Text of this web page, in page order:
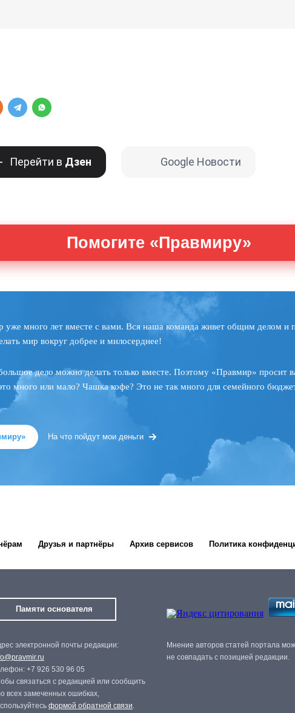
Перейти в Дзен Google Новости
Помогите «Правмиру»
уже много лет вместе с вами. Вся наша команда живет общим делом и
мир вокруг добрее и милосерднее!
дело можно делать только вместе. Поэтому «Правмир» просит
много или мало? Чашка кофе? Это не так много для семейного
На что пойдут мои деньги
Друзья и партнёры Архив сервисов Политика
Памяти основателя
электронной почты редакции:
+7 926 530 96 05
связаться с редакцией или сообщить
всех замеченных ошибках,
формой обратной связи.
Мнение авторов статей портала
не совпадать с позицией редакции.